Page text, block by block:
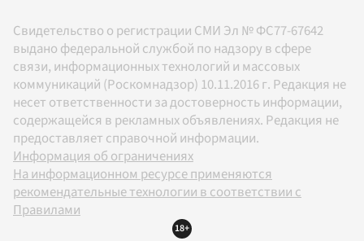
Свидетельство о регистрации СМИ Эл № ФС77-67642
выдано федеральной службой по надзору в сфере
связи, информационных технологий и массовых
коммуникаций (Роскомнадзор) 10.11.2016 г. Редакция не
несет ответственности за достоверность информации,
содержащейся в рекламных объявлениях. Редакция не
предоставляет справочной информации.
Информация об ограничениях
На информационном ресурсе применяются
рекомендательные технологии в соответствии с
Правилами
18+